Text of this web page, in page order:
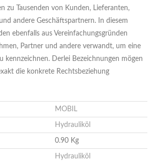
zu Tausenden von Kunden, Lieferanten,
andere Geschäftspartnern. In diesem
ebenfalls aus Vereinfachungsgründen
Partner und andere verwandt, um eine
kennzeichnen. Derlei Bezeichnungen mögen
die konkrete Rechtsbeziehung
MOBIL
Hydrauliköl
0.90 Kg
Hydrauliköl